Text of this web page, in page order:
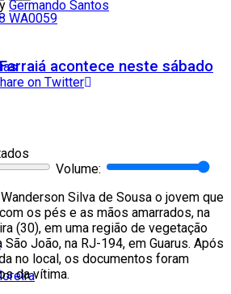
acontece neste sábado
Germando Santos
on Twitter
Volume:
Silva de Sousa o jovem que
os pés e as mãos amarrados, na
(30), em uma região de vegetação
João, na RJ-194, em Guarus. Após
no local, os documentos foram
da vítima.